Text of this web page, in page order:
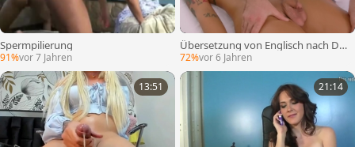
Spermpilierung
91%vor 7 Jahren
Übersetzung von Englisch nach De
utsch:
72%vor 6 Jahren
13:51 21:14